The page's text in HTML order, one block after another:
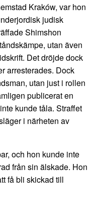
Kraków, var hon
judisk
Shimshon
utan även
Det dröjde dock
arresterades. Dock
utan just i rollen
publicerat en
kunde tåla. Straffet
i närheten av
och hon kunde inte
från sin älskade. Hon
få bli skickad till